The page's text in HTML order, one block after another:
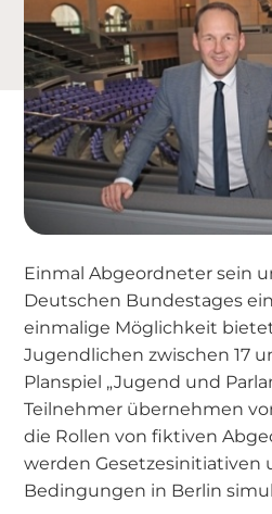
Einmal Abgeordneter sein
Deutschen Bundestages
einmalige Möglichkeit
Jugendlichen zwischen 17
Planspiel „Jugend und
Teilnehmer übernehmen
die Rollen von fiktiven
werden Gesetzesinitiativen
Bedingungen in Berlin